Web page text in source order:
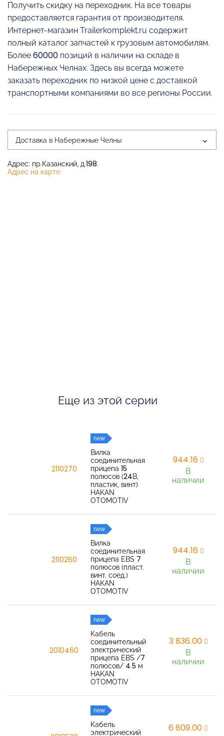
Получить скидку на переходник. На все товары
предоставляется гарантия от производителя.
Интернет-магазин Trailerkomplekt.ru содержит
полный каталог запчастей к грузовым автомобилям.
Более 60000 позиций в наличии на складе в
Набережных Челнах. Здесь вы всегда можете
заказать переходник по низкой цене с доставкой
транспортными компаниями во все регионы России.
Доставка в Набережные Челны
Адрес: пр.Казанский, д.198.
Адрес на карте:
Еще из этой серии
2110270
new
Вилка
соединительная
прицепа 15
полюсов (24В,
пластик, винт)
HAKAN
OTOMOTIV
944,16
В
наличии
2110260
new
Вилка
соединительная
прицепа EBS 7
полюсов (пласт.
винт. соед.)
HAKAN
OTOMOTIV
944,16
В
наличии
2010460
new
Кабель
соединительный
электрический
прицепа EBS /7
полюсов/ 4.5 м
HAKAN
OTOMOTIV
3 836,00
В
наличии
new
Кабель
электрический
6 609,00